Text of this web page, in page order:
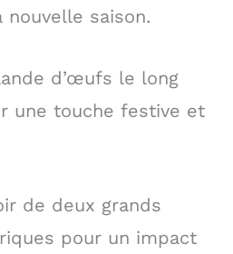
saison.
d’œufs le long
une touche festive et
de deux grands
pour un impact